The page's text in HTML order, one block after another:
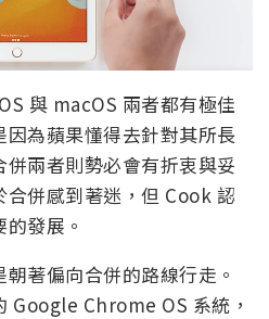
與 macOS 兩者都有極佳
為蘋果懂得去針對其所長
兩者則勢必會有折衷與妥
併感到著迷，但 Cook 認
發展。
著偏向合併的路線行走。
Google Chrome OS 系統，